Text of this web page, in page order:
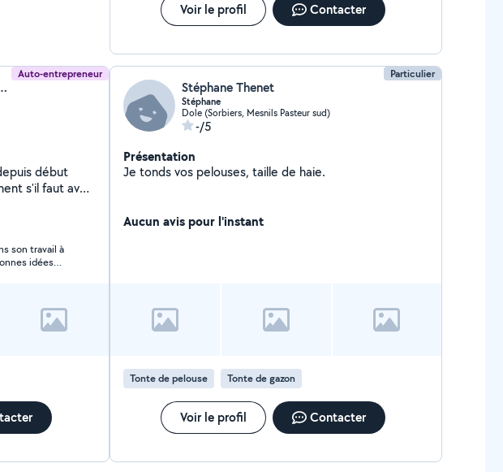
Voir le profil Contacter
Auto-entrepreneur
l'entretien)
début
s'il faut avec
son travail à
idées
Particulier
Stéphane Thenet
Stéphane
Dole (Sorbiers, Mesnils Pasteur sud)
-/5
Présentation
Je tonds vos pelouses, taille de haie.
Aucun avis pour l'instant
Tonte de pelouse Tonte de gazon
Voir le profil Contacter